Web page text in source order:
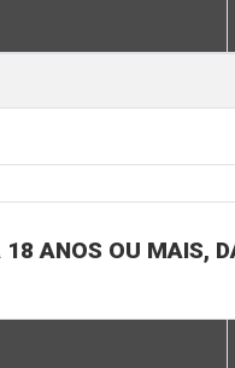
ANOS OU MAIS,